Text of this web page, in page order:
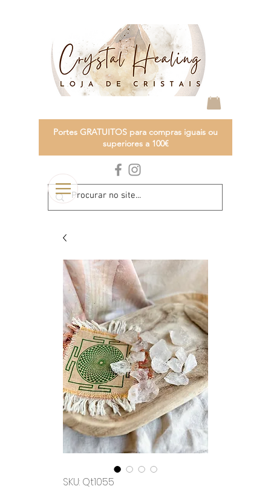
Portes GRATUITOS para compras iguais ou
superiores a 100€
SKU: Qt1055